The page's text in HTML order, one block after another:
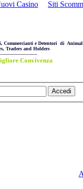
Casino Siti
Commercianti e Detentori di
Traders and Holders
Convivenza